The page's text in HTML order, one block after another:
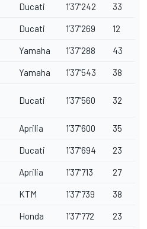
Ducati 1’37”242 33
Ducati 1’37”269 12
Yamaha 1’37”288 43
Yamaha 1’37”543 38
Ducati 1’37”560 32
Aprilia 1’37”600 35
Ducati 1’37”694 23
Aprilia 1’37”713 27
KTM 1’37”739 38
Honda 1’37”772 23